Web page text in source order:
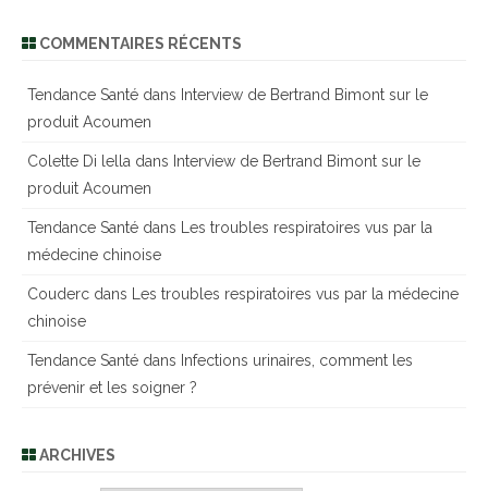
COMMENTAIRES RÉCENTS
Tendance Santé dans Interview de Bertrand Bimont sur le
produit Acoumen
Colette Di lella dans Interview de Bertrand Bimont sur le
produit Acoumen
Tendance Santé dans Les troubles respiratoires vus par la
médecine chinoise
Couderc dans Les troubles respiratoires vus par la médecine
chinoise
Tendance Santé dans Infections urinaires, comment les
prévenir et les soigner ?
ARCHIVES